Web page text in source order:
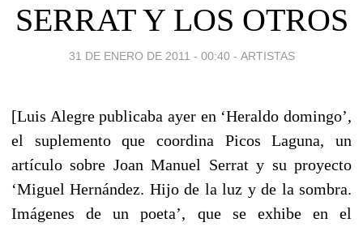
SERRAT Y LOS OTROS
31 DE ENERO DE 2011 - 00:40 - ARTISTAS
[Luis Alegre publicaba ayer en ‘Heraldo domingo’,
el suplemento que coordina Picos Laguna, un
artículo sobre Joan Manuel Serrat y su proyecto
‘Miguel Hernández. Hijo de la luz y de la sombra.
Imágenes de un poeta’, que se exhibe en el